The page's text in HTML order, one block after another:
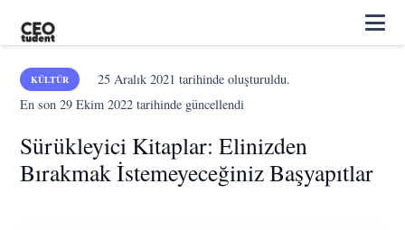
KÜLTÜR 25 Aralık 2021 tarihinde oluşturuldu.
En son29 Ekim 2022 tarihinde güncellendi
Sürükleyici Kitaplar: Elinizden
Bırakmak İstemeyeceğiniz Başyapıtlar